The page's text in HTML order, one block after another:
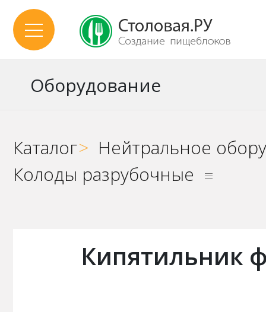
Оборудование
Каталог> Нейтральное
Колоды разрубочные
Кипятильник